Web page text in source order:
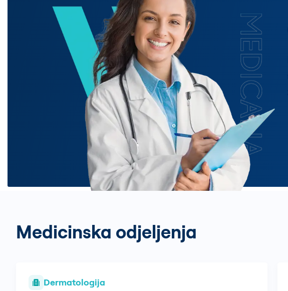
Medicinska odjeljenja
Dermatologija